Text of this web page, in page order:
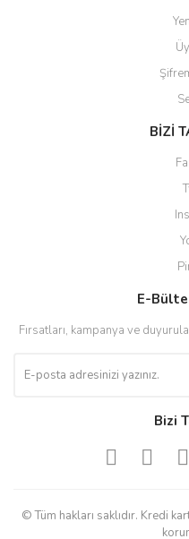
BİZİ
E-
Fırsatları, kampanya ve
Bizi
© Tüm hakları saklıdır. Kredi